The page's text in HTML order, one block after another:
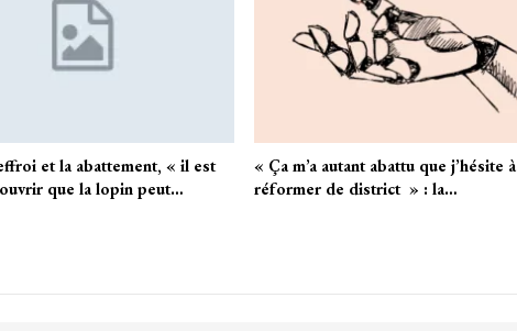
et la abattement, « il est
que la lopin peut…
« Ça m’a autant abattu que j’hésite à
réformer de district » : la…